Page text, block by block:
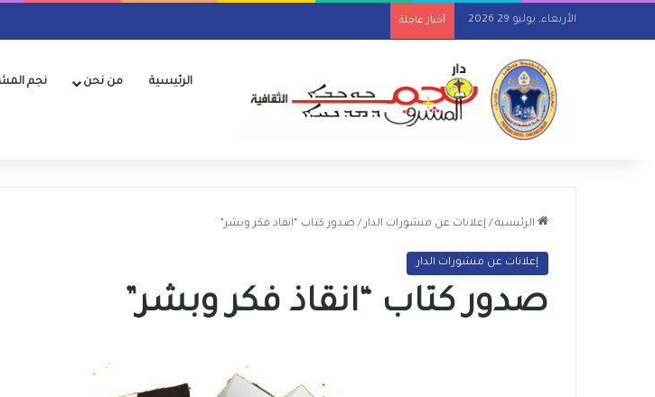
الأربعاء, يوليو 29 2026 أخبار عاجلة
الرئيسية من نحن نجم
الرئيسية / إعلانات عن منشورات الدار / صدور كتاب “انقاذ فكر وبشر”
إعلانات عن منشورات الدار
صدور كتاب “انقاذ فكر وبشر”